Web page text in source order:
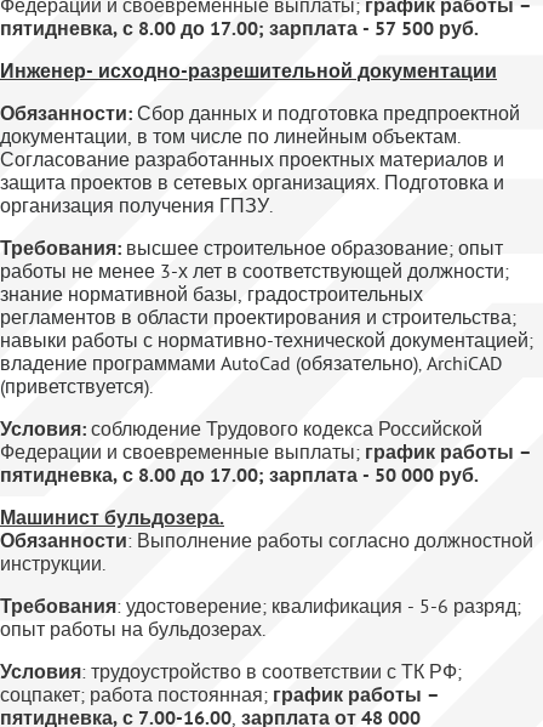
Федерации и своевременные выплаты; график работы –
пятидневка, с 8.00 до 17.00; зарплата - 57 500 руб.
Инженер- исходно-разрешительной документации
Обязанности: Сбор данных и подготовка предпроектной
документации, в том числе по линейным объектам.
Согласование разработанных проектных материалов и
защита проектов в сетевых организациях. Подготовка и
организация получения ГПЗУ.
Требования: высшее строительное образование; опыт
работы не менее 3-х лет в соответствующей должности;
знание нормативной базы, градостроительных
регламентов в области проектирования и строительства;
навыки работы с нормативно-технической документацией;
владение программами AutoCad (обязательно)‚ ArchiCAD
(приветствуется).
Условия: соблюдение Трудового кодекса Российской
Федерации и своевременные выплаты; график работы –
пятидневка, с 8.00 до 17.00; зарплата - 50 000 руб.
Машинистбульдозера.
Обязанности: Выполнение работы согласно должностной
инструкции.
Требования: удостоверение; квалификация - 5-6 разряд;
опыт работы на бульдозерах.
Условия: трудоустройство в соответствии с ТК РФ;
соцпакет; работа постоянная; график работы –
пятидневка, с 7.00-16.00, зарплата от 48 000